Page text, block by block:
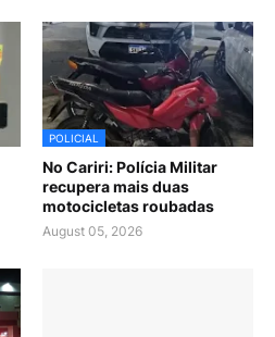
POLICIAL
No Cariri: Polícia Militar
recupera mais duas
motocicletas roubadas
August 05, 2026